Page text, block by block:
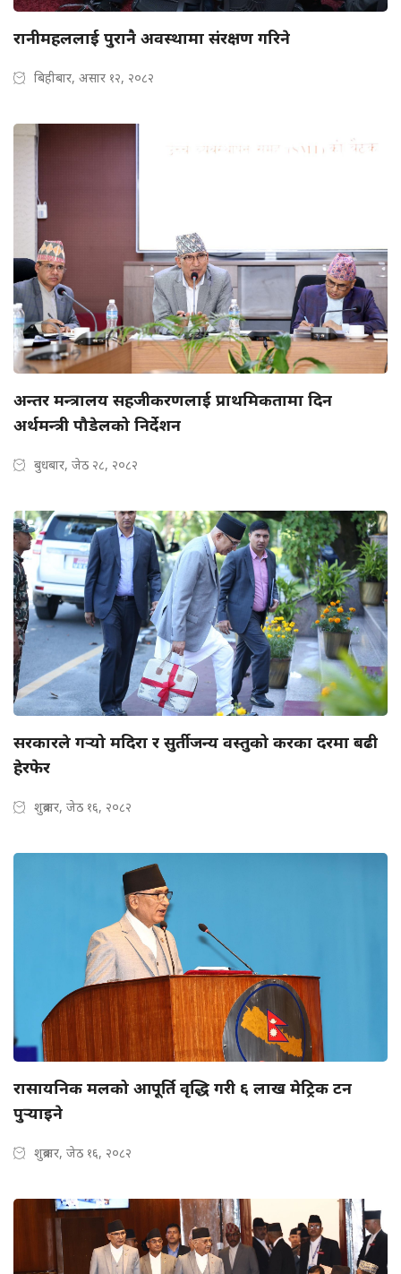
रानीमहललाई पुरानै अवस्थामा संरक्षण गरिने
बिहीबार, असार १२, २०८२
अन्तर मन्त्रालय सहजीकरणलाई प्राथमिकतामा दिन
अर्थमन्त्री पौडेलको निर्देशन
बुधबार, जेठ २८, २०८२
सरकारले गर्‍यो मदिरा र सुर्तीजन्य वस्तुको करका दरमा बढी
हेरफेर
शुक्रबार, जेठ १६, २०८२
रासायनिक मलको आपूर्ति वृद्धि गरी ६ लाख मेट्रिक टन
पुर्‍याइने
शुक्रबार, जेठ १६, २०८२